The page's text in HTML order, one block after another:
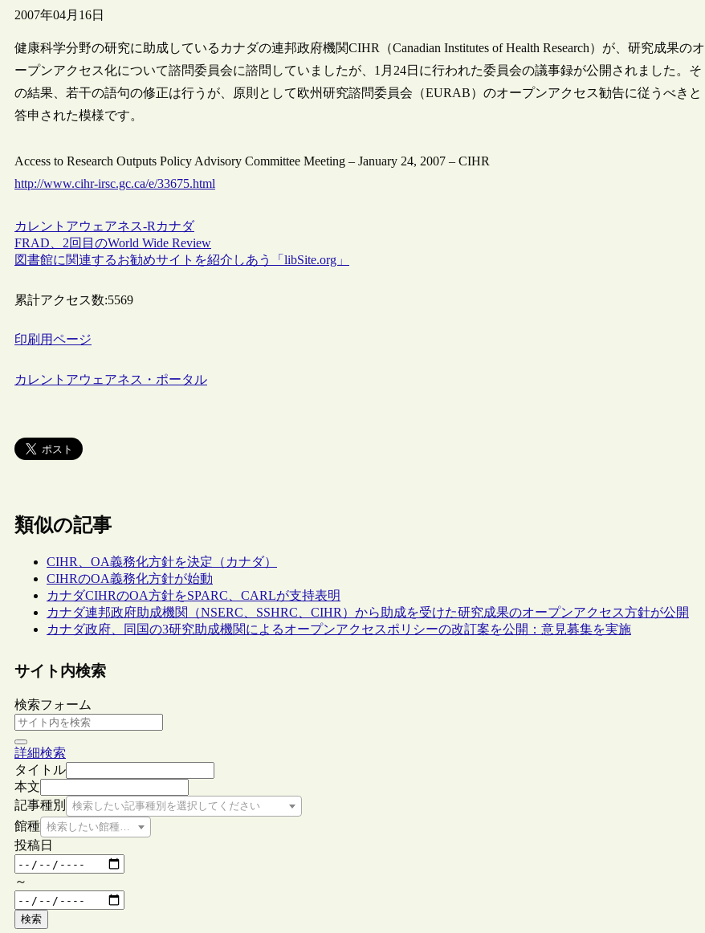
2007年04月16日
健康科学分野の研究に助成しているカナダの連邦政府機関CIHR（Canadian Institutes of Health Research）が、研究成果のオ
ープンアクセス化について諮問委員会に諮問していましたが、1月24日に行われた委員会の議事録が公開されました。そ
の結果、若干の語句の修正は行うが、原則として欧州研究諮問委員会（EURAB）のオープンアクセス勧告に従うべきと
答申された模様です。
Access to Research Outputs Policy Advisory Committee Meeting – January 24, 2007 – CIHR
http://www.cihr-irsc.gc.ca/e/33675.html
カレントアウェアネス-R カナダ
FRAD、2回目のWorld Wide Review
図書館に関連するお勧めサイトを紹介しあう「libSite.org」
累計アクセス数:5569
印刷用ページ
カレントアウェアネス・ポータル
類似の記事
CIHR、OA義務化方針を決定（カナダ）
CIHRのOA義務化方針が始動
カナダCIHRのOA方針をSPARC、CARLが支持表明
カナダ連邦政府助成機関（NSERC、SSHRC、CIHR）から助成を受けた研究成果のオープンアクセス方針が公開
カナダ政府、同国の3研究助成機関によるオープンアクセスポリシーの改訂案を公開：意見募集を実施
サイト内検索
検索フォーム
詳細検索
タイトル
本文
記事種別
検索したい記事種別を選択してください
館種 検索したい館種を選択してください
投稿日
～
検索